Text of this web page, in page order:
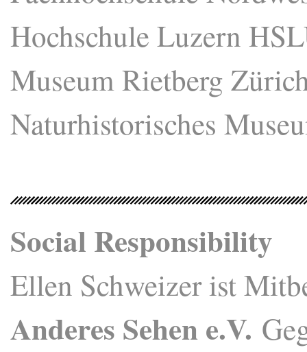
Hochschule Luzern
Museum Rietberg
Naturhistorisches
Social Responsibility
Ellen Schweizer ist
Anderes Sehen e.V.